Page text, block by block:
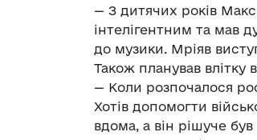
— З дитячих років
інтелігентним та мав
до музики. Мріяв
Також планував влітку
— Коли розпочалося
Хотів допомогти
вдома, а він рішуче